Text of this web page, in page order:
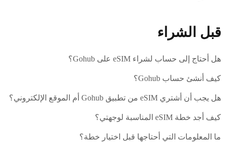
قبل الشراء
هل أحتاج إلى حساب لشراء eSIM على Gohub؟
كيف أنشئ حساب Gohub؟
هل يجب أن أشتري eSIM من تطبيق Gohub أم الموقع الإلكتروني؟
كيف أجد خطة eSIM المناسبة لوجهتي؟
ما المعلومات التي أحتاجها قبل اختيار خطة؟